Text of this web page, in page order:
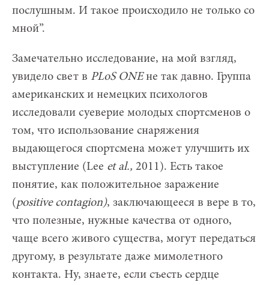
послушным. И такое происходило не только со
мной”.
Замечательно исследование, на мой взгляд,
увидело свет в PLoS ONEне так давно. Группа
американских и немецких психологов
исследовали суеверие молодых спортсменов о
том, что использование снаряжения
выдающегося спортсмена может улучшить их
выступление (Lee et al., 2011). Есть такое
понятие, как положительное заражение
(positive contagion), заключающееся в вере в то,
что полезные, нужные качества от одного,
чаще всего живого существа, могут передаться
другому, в результате даже мимолетного
контакта. Ну, знаете, если съесть сердце